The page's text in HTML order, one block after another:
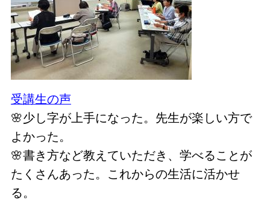
受講生の声
🌸少し字が上手になった。先生が楽しい方で
よかった。
🌸書き方など教えていただき、学べることが
たくさんあった。これからの生活に活かせ
る。